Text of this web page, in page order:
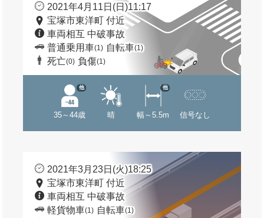
2021年4月11日(日)11:17
宝塚市東洋町 付近
車両相互 中破事故
普通乗用車(1) 自転車(1)
死亡(0) 負傷(1)
35～44歳
他
晴 幅～5.5m
他
信号なし
2021年3月23日(火)18:25
宝塚市東洋町 付近
車両相互 中破事故
軽貨物車(1) 自転車(1)